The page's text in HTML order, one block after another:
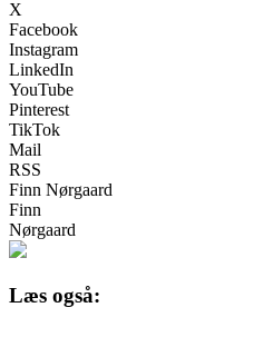
X
Facebook
Instagram
LinkedIn
YouTube
Pinterest
TikTok
Mail
RSS
Finn Nørgaard
Finn
Nørgaard
Læs også: